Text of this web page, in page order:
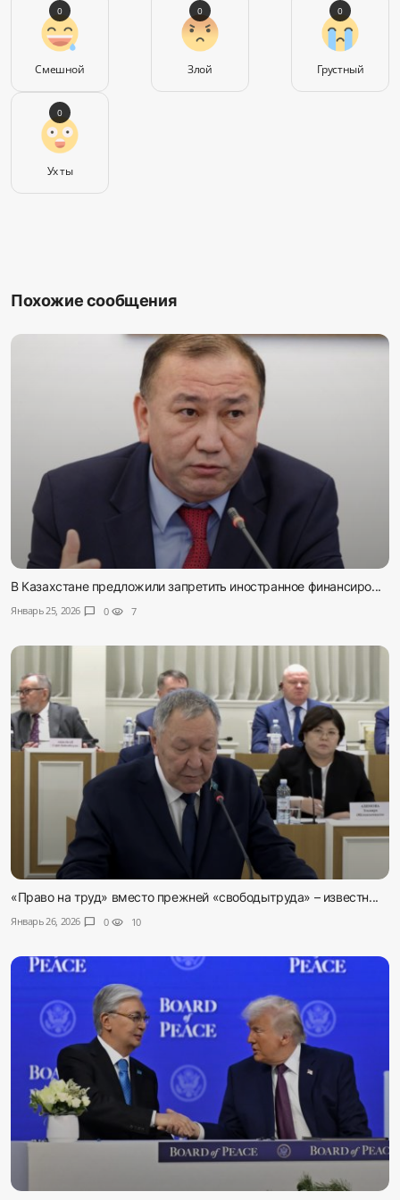
Смешной
0
Злой
0
Грустный
0
Ух ты
0
Похожие сообщения
В Казахстане предложили запретить иностранное финансиро...
Январь 25, 2026 chat_bubble 0 visibility 7
«Право на труд» вместо прежней «свободытруда» – известн...
Январь 26, 2026 chat_bubble 0 visibility 10